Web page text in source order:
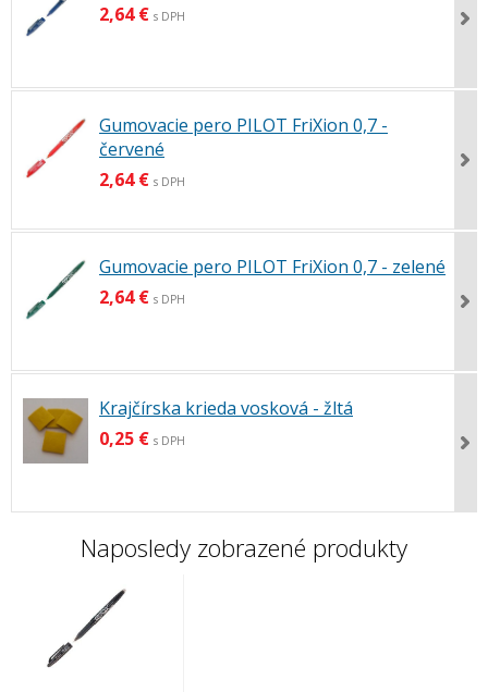
2,64 € s DPH
Gumovacie pero PILOT FriXion 0,7 -
červené
2,64 € s DPH
Gumovacie pero PILOT FriXion 0,7 - zelené
2,64 € s DPH
Krajčírska krieda vosková - žltá
0,25 € s DPH
Naposledy zobrazené produkty